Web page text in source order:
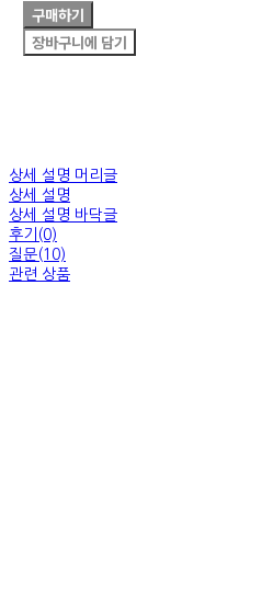
구매하기
장바구니에 담기
상세 설명 머리글
상세 설명
상세 설명 바닥글
후기(0)
질문(10)
관련 상품